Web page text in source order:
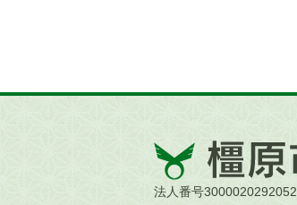
橿
原
市
法人番号3000020292052